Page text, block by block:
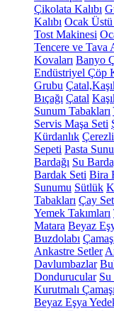
Çikolata Kalıbı
Kalıbı Ocak
Tost Makinesi
Tencere ve Tava
Kovaları Banyo
Endüstriyel Çöp
Grubu
Bıçağı Çatal
Sunum Tabakları
Servis Maşa Seti
Kürdanlık
Sepeti Pasta
Bardağı Su
Bardak Seti Bira
Sunumu Sütlük
Tabakları Çay
Yemek Takımları
Matara Beyaz
Buzdolabı
Ankastre Setler
Davlumbazlar
Dondurucular
Kurutmalı
Beyaz Eşya